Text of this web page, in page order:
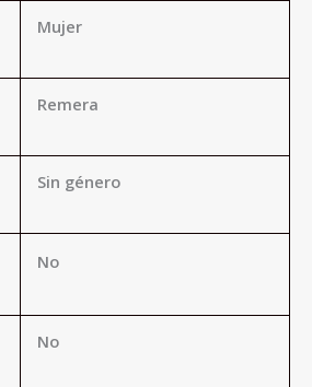
Mujer
Remera
Sin género
No
No